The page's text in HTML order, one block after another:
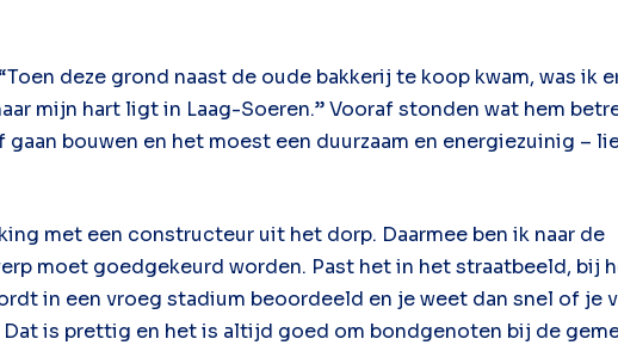
deze grond naast de oude bakkerij te koop kwam, was ik
mijn hart ligt in Laag-Soeren.” Vooraf stonden wat hem
bouwen en het moest een duurzaam en energiezuinig –
met een constructeur uit het dorp. Daarmee ben ik naar de
moet goedgekeurd worden. Past het in het straatbeeld, bij
in een vroeg stadium beoordeeld en je weet dan snel of je
is prettig en het is altijd goed om bondgenoten bij de